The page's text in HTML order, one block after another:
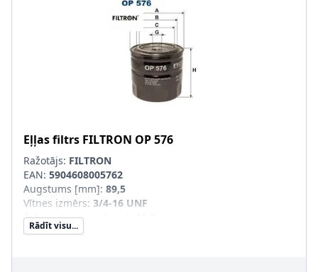
Eļļas filtrs FILTRON OP 576
Ražotājs: FILTRON
EAN: 5904608005762
Augstums [mm]: 89,5
Vītnes izmērs: 3/4-16 UNF
Ārējais diametrs [mm]
Filtra izpildījums
Rādīt visu...